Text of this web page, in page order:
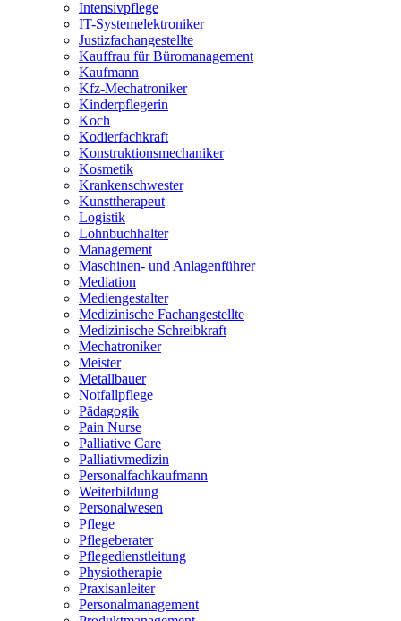
Intensivpflege
IT-Systemelektroniker
Justizfachangestellte
Kauffrau für Büromanagement
Kaufmann
Kfz-Mechatroniker
Kinderpflegerin
Koch
Kodierfachkraft
Konstruktionsmechaniker
Kosmetik
Krankenschwester
Kunsttherapeut
Logistik
Lohnbuchhalter
Management
Maschinen- und Anlagenführer
Mediation
Mediengestalter
Medizinische Fachangestellte
Medizinische Schreibkraft
Mechatroniker
Meister
Metallbauer
Notfallpflege
Pädagogik
Pain Nurse
Palliative Care
Palliativmedizin
Personalfachkaufmann
Weiterbildung
Personalwesen
Pflege
Pflegeberater
Pflegedienstleitung
Physiotherapie
Praxisanleiter
Personalmanagement